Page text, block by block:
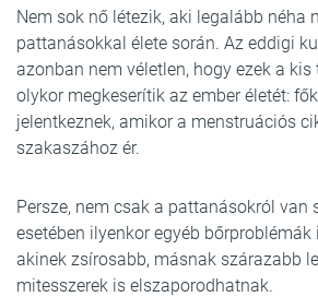
Nem sok nő létezik, aki legalább néha
pattanásokkal élete során. Az eddigi
azonban nem véletlen, hogy ezek a kis
olykor megkeserítik az ember életét:
jelentkeznek, amikor a menstruációs
szakaszához ér.
Persze, nem csak a pattanásokról van
esetében ilyenkor egyéb bőrproblémák
akinek zsírosabb, másnak szárazabb
mitesszerek is elszaporodhatnak.